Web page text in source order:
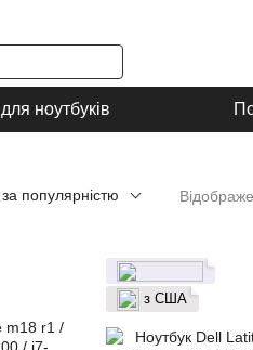
ноутбуків
за популярністю
з США